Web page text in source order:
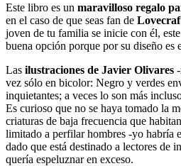
Este libro es un maravilloso regalo
en el caso de que seas fan de
joven de tu familia se inicie con él,
buena opción porque por su diseño es
Las ilustraciones de Javier Olivares
vez sólo en bicolor: Negro y verdes
inquietantes; a veces lo son más
Es curioso que no se haya tomado la
criaturas de baja frecuencia que
limitado a perfilar hombres -yo habría
dado que está destinado a lectores de
quería espeluznar en exceso.